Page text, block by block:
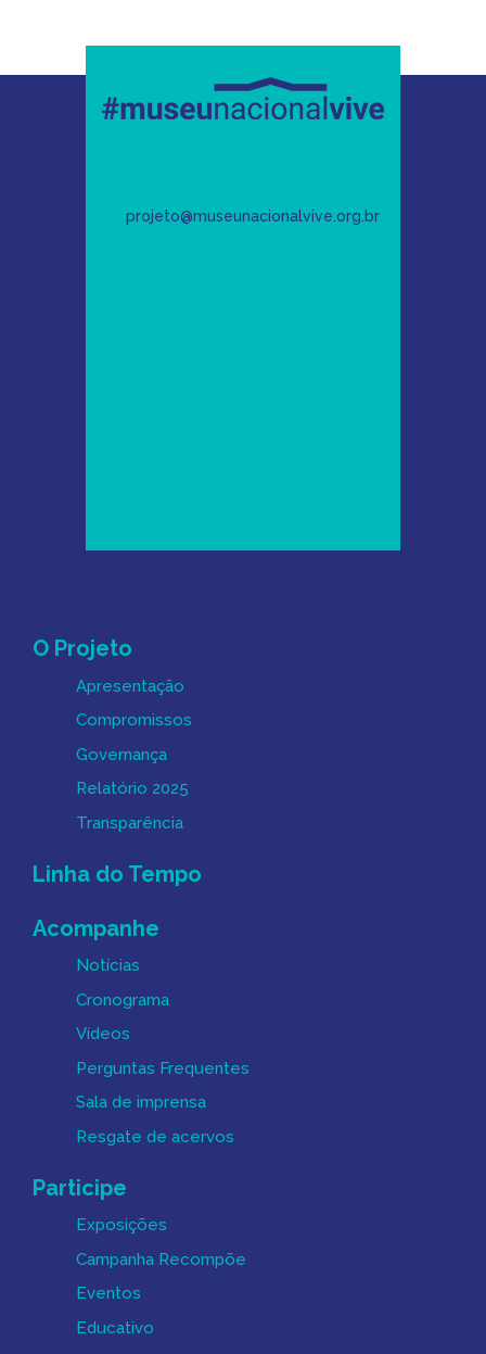
projeto@museunacionalvive.org.br
Mapa do Site
O Projeto
Apresentação
Compromissos
Governança
Relatório 2025
Transparência
Linha do Tempo
Acompanhe
Notícias
Cronograma
Vídeos
Perguntas Frequentes
Sala de imprensa
Resgate de acervos
Participe
Exposições
Campanha Recompõe
Eventos
Educativo